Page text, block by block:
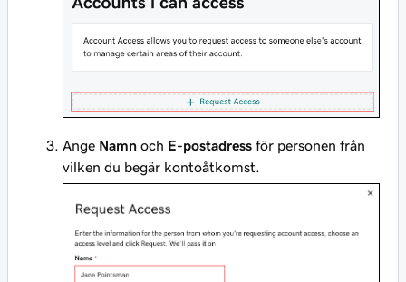
Ange Namn och E-postadress för personen från
vilken du begär kontoåtkomst.